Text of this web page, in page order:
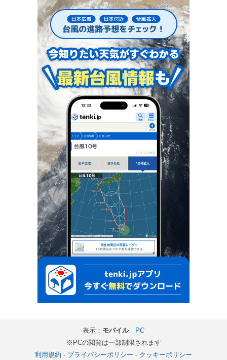
表示： モバイル｜
PC
※PCの閲覧は一部制限されます
利用規約 - プライバシーポリシー - クッキーポリシー